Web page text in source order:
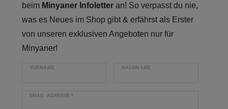
beim Minyaner Infoletter an! So verpasst du nie,
was es Neues im Shop gibt & erfährst als Erster
von unseren exklusiven Angeboten nur für
Minyaner!
VORNAME NACHNAME
EMAIL-ADRESSE*